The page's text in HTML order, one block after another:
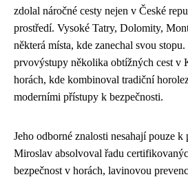
zdolal náročné cesty nejen v České
prostředí. Vysoké Tatry, Dolomity,
některá místa, kde zanechal svou
prvovýstupy několika obtížných cest v
horách, kde kombinoval tradiční
moderními přístupy k bezpečnosti.
Jeho odborné znalosti nesahají pouze
Miroslav absolvoval řadu
bezpečnost v horách, lavinovou